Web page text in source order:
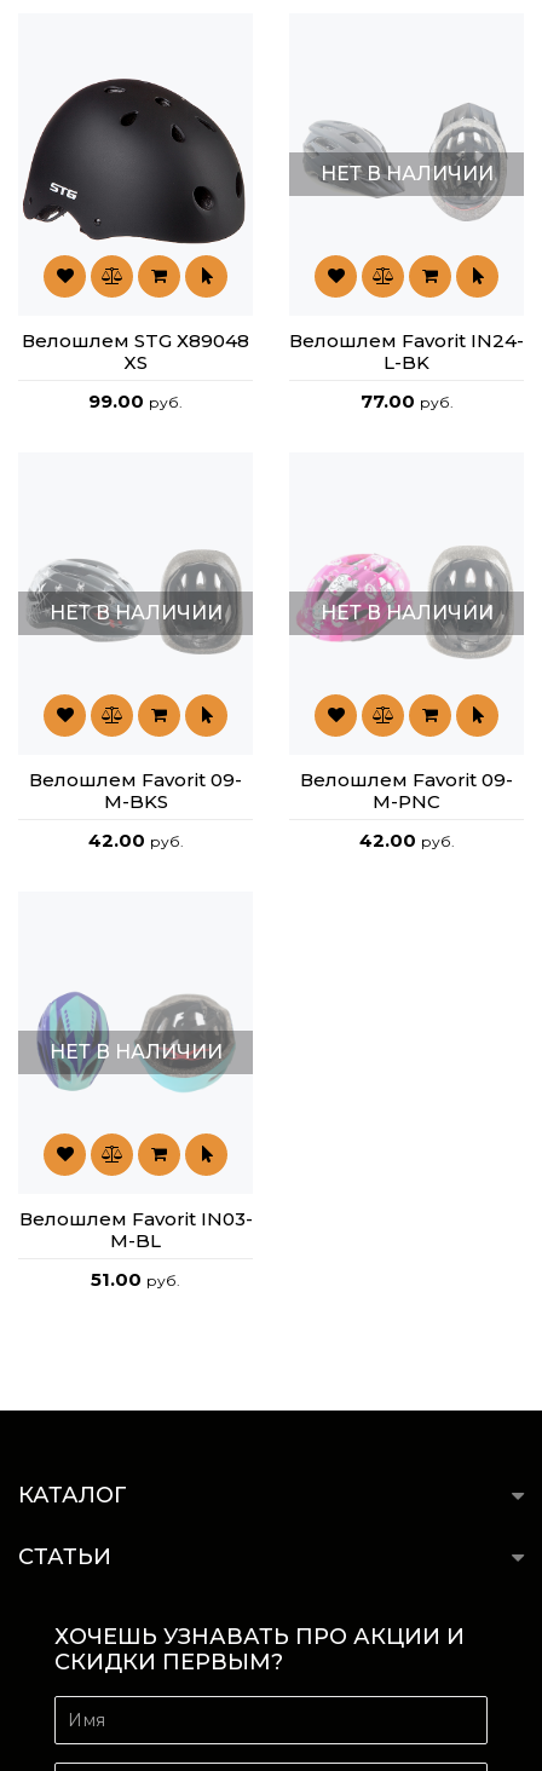
Велошлем STG Х89048
XS
99.00 руб.
НЕТ В НАЛИЧИИ
Велошлем Favorit IN24-
L-BK
77.00 руб.
НЕТ В НАЛИЧИИ
Велошлем Favorit 09-
M-BKS
42.00 руб.
НЕТ В НАЛИЧИИ
Велошлем Favorit 09-
M-PNC
42.00 руб.
НЕТ В НАЛИЧИИ
Велошлем Favorit IN03-
M-BL
51.00 руб.
КАТАЛОГ
СТАТЬИ
ХОЧЕШЬ УЗНАВАТЬ ПРО АКЦИИ И
СКИДКИ ПЕРВЫМ?